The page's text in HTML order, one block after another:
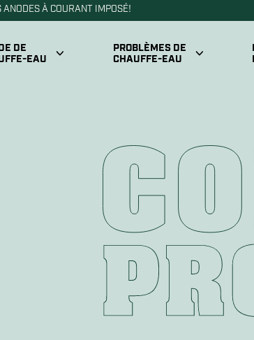
À COURANT IMPOSÉ!
DE
EAU
PROBLÈMES DE
CHAUFFE-EAU
Accumulations de sédiments
Bruit de chauffe-eau
Durée de vie d’un chauffe-eau
Efficacité du réservoir
Guides
Localiser
10 trucs
FAQ